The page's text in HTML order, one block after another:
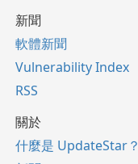
新聞
軟體新聞
Vulnerability Index
RSS
關於
什麼是 UpdateStar？